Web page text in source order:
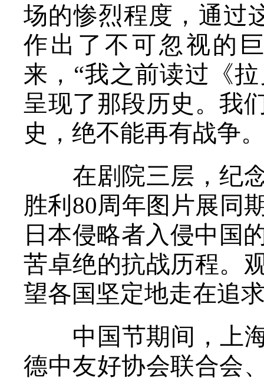
场的惨烈程度，通过
作出了不可忽视的
来，“我之前读过《
呈现了那段历史。我
史，绝不能再有战争
在剧院三层，纪念
胜利80周年图片展同
日本侵略者入侵中国
苦卓绝的抗战历程。
望各国坚定地走在追
中国节期间，上海
德中友好协会联合会